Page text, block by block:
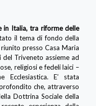
in Italia, tra riforme delle
il tema di fondo della
presso Casa Maria
del Triveneto assieme ad
religiosi e fedeli laici –
E’ stata
che, attraverso
Dottrina Sociale della